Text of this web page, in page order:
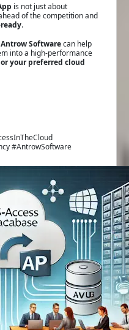
is not just about
of the competition and
.
Antrow Softwarecan help
into a high-performance
or your preferred cloud
#AntrowSoftware